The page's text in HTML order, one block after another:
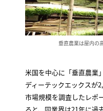
垂直農業は屋内の
米国を中心に「垂直農業
ディーテックエックスが
市場規模を調査したレポ
ると、同業界は21年に過